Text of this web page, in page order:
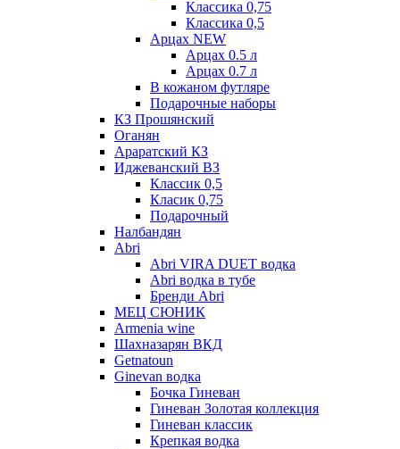
Классика 0,75
Классика 0,5
Арцах NEW
Арцах 0.5 л
Арцах 0.7 л
В кожаном футляре
Подарочные наборы
КЗ Прошянский
Оганян
Араратский КЗ
Иджеванский ВЗ
Классик 0,5
Класик 0,75
Подарочный
Налбандян
Abri
Abri VIRA DUET водка
Abri водка в тубе
Бренди Abri
МЕЦ СЮНИК
Armenia wine
Шахназарян ВКД
Getnatoun
Ginevan водка
Бочка Гиневан
Гиневан Золотая коллекция
Гиневан классик
Крепкая водка